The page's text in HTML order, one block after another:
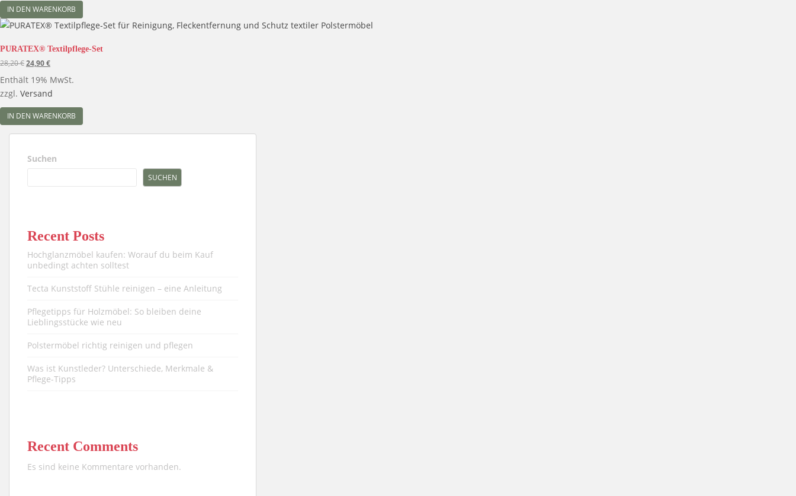
IN DEN WARENKORB
PURATEX® Textilpflege-Set
28,20€Ursprünglicher
war:
28,20 €
24,90€Aktueller
ist:
24,90 €.
Enthält 19% MwSt.
zzgl. Versand
IN DEN WARENKORB
Suchen
SUCHEN
Recent Posts
Hochglanzmöbel kaufen: Worauf du beim Kauf
unbedingt achten solltest
Tecta Kunststoff Stühle reinigen – eine Anleitung
Pflegetipps für Holzmöbel: So bleiben deine
Lieblingsstücke wie neu​
Polstermöbel richtig reinigen und pflegen
Was ist Kunstleder? Unterschiede, Merkmale &
Pflege-Tipps
Recent Comments
Es sind keine Kommentare vorhanden.